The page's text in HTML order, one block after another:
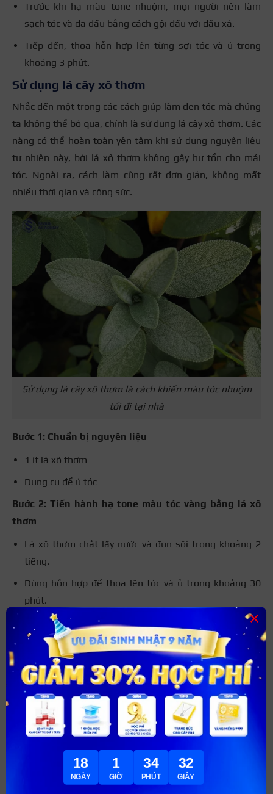
Trước khi hạ màu tone nhuộm, mọi người nên làm
sạch tóc và da đầu bằng cách gội đầu với dầu xả.
Tiếp đến, thoa hỗn hợp lên từng sợi tóc và ủ trong
khoảng 3 phút.
Sử dụng lá cây xô thơm
Nhắc đến một trong các cách giúp làm đen tóc mà chúng
ta không thể bỏ qua, chính là sử dụng lá cây xô thơm. Các
nàng có thể hoàn toàn yên tâm khi sử dụng nguyên liệu
tự nhiên này, bởi lá xô thơm không gây hư tổn cho mái
tóc. Ngoài ra, cách làm cũng rất đơn giản, không mất
nhiều thời gian và công sức.
Sử dụng lá cây xô thơm là cách khiến màu tóc nhuộm
tối đi tại nhà
Bước 1: Chuẩn bị nguyên liệu
1 ít lá xô thơm
Dụng cụ để ủ tóc
Bước 2: Tiến hành hạ tone màu tóc vàng bằng lá xô
thơm
Lá xô thơm chắt lấy nước và đun sôi trong khoảng 2
tiếng.
Dùng hỗn hợp để thoa lên tóc và ủ trong khoảng 30
phút.
Cuối cùng, gội sạch tóc và xả lại với nước sạch.
Sử dụng bột amla
Bột amla là nguyên liệu được chế biến từ một loại quả
đặc trưng của Ấn Độ. Với những bạn có mong muốn màu
tóc nhuộm tối hơn, bạn có thể tận dụng nguyên liệu này
để khắc phục màu tóc nhuộm quá sáng.
Bước 1: Chuẩn bị nguyên liệu
18
NGÀY
1
GIỜ
34
PHÚT
31
GIÂY
×